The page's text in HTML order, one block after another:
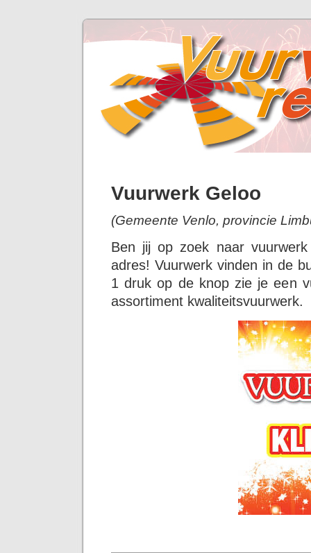
Vuurwerk Geloo
(Gemeente Venlo, provincie
Ben jij op zoek naar
adres! Vuurwerk vinden in de
1 druk op de knop zie je een
assortiment kwaliteitsvuurwerk.